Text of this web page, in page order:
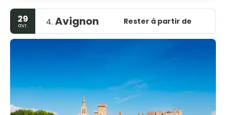
29
avr. 4. Avignon Rester à partir de